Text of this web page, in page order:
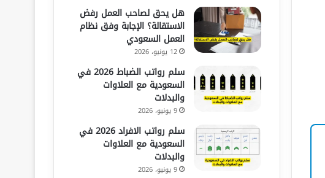
هل يحق لصاحب العمل رفض
الاستقالة؟ الإجابة وفق نظام
العمل السعودي
12 يونيو، 2026
سلم رواتب الضباط 2026 في
السعودية مع العلاوات
والبدلات
9 يونيو، 2026
سلم رواتب الافراد 2026 في
السعودية مع العلاوات
والبدلات
9 يونيو، 2026